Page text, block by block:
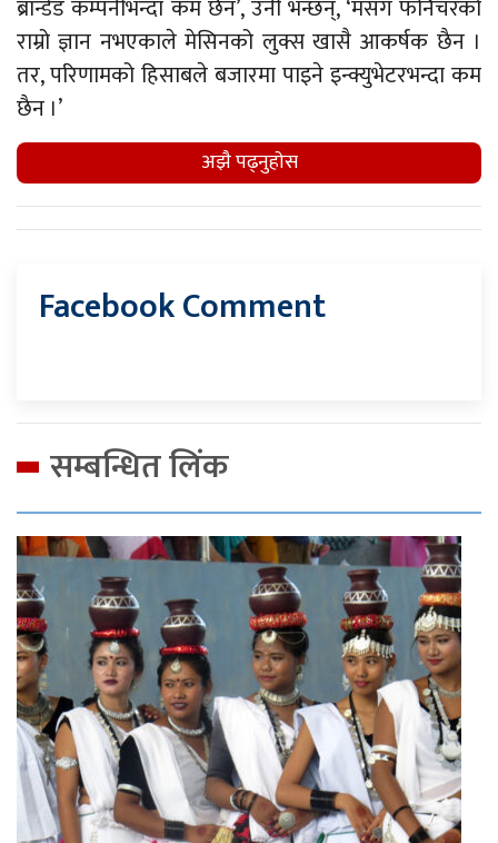
ब्रान्डेड कम्पनीभन्दा कम छैन’, उनी भन्छन्, ‘मसँग फर्निचरको
राम्रो ज्ञान नभएकाले मेसिनको लुक्स खासै आकर्षक छैन ।
तर, परिणामको हिसाबले बजारमा पाइने इन्क्युभेटरभन्दा कम
छैन ।’
अझै पढ्नुहाेस
Facebook Comment
सम्बन्धित लिंक